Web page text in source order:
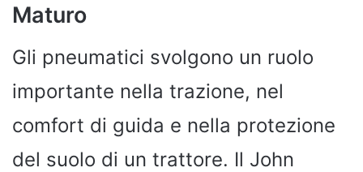
Maturo
Gli pneumatici svolgono un ruolo
importante nella trazione, nel
comfort di guida e nella protezione
del suolo di un trattore. Il John